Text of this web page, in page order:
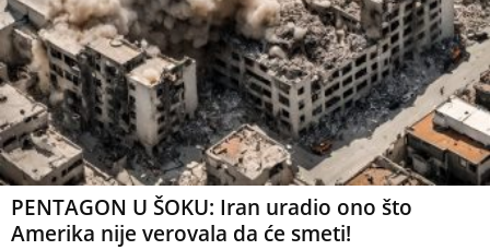
PENTAGON U ŠOKU: Iran uradio ono što
Amerika nije verovala da će smeti!